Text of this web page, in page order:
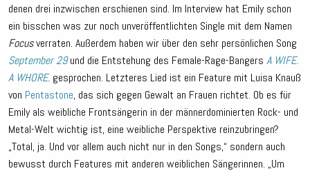
denen drei inzwischen erschienen sind. Im Interview hat Emily schon
ein bisschen was zur noch unveröffentlichten Single mit dem Namen
Focusverraten. Außerdem haben wir über den sehr persönlichen Song
September 29und die Entstehung des Female-Rage-Bangers A WIFE.
A WHORE. gesprochen. Letzteres Lied ist ein Feature mit Luisa Knauß
von Pentastone, das sich gegen Gewalt an Frauen richtet. Ob es für
Emily als weibliche Frontsängerin in der männerdominierten Rock- und
Metal-Welt wichtig ist, eine weibliche Perspektive reinzubringen?
„Total, ja. Und vor allem auch nicht nur in den Songs,“ sondern auch
bewusst durch Features mit anderen weiblichen Sängerinnen. „Um